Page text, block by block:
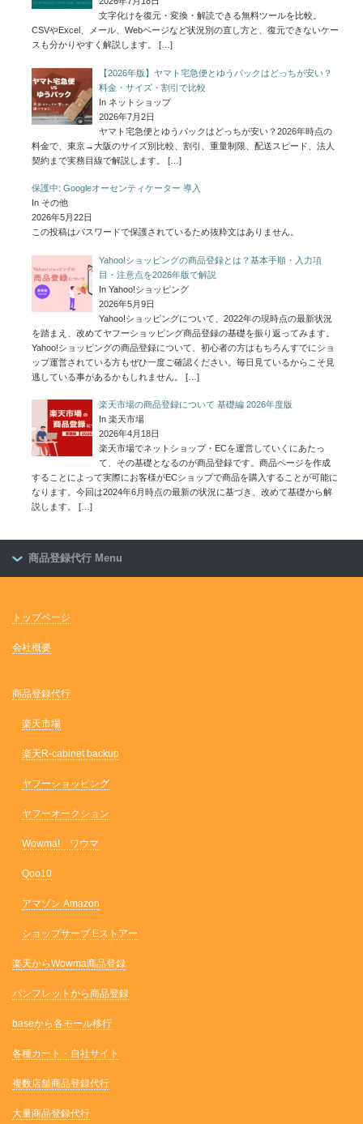
文字化けを復元・変換・解読できる無料ツールを比較。
CSVやExcel、メール、Webページなど状況別の直し方と、復元できないケー
スも分かりやすく解説します。
[…]
【2026年版】ヤマト宅急便とゆうパックはどっちが安い？
料金・サイズ・割引で比較
In ネットショップ
2026年7月2日
ヤマト宅急便とゆうパックはどっちが安い？2026年時点の
料金で、東京→大阪のサイズ別比較、割引、重量制限、配送スピード、法人
契約まで実務目線で解説します。
[…]
保護中: Googleオーセンティケーター 導入
In その他
2026年5月22日
この投稿はパスワードで保護されているため抜粋文はありません。
Yahoo!ショッピングの商品登録とは？基本手順・入力項
目・注意点を2026年版で解説
In Yahoo!ショッピング
2026年5月9日
Yahoo!ショッピングについて、2022年の現時点の最新状況
を踏まえ、改めてヤフーショッピング商品登録の基礎を振り返ってみます。
Yahoo!ショッピングの商品登録について、初心者の方はもちろんすでにショ
ップ運営されている方もぜひ一度ご確認ください。毎日見ているからこそ見
逃している事があるかもしれません。
[…]
楽天市場の商品登録について 基礎編 2026年度版
In 楽天市場
2026年4月18日
楽天市場でネットショップ・ECを運営していくにあたっ
て、その基礎となるのが商品登録です。商品ページを作成
することによって実際にお客様がECショップで商品を購入することが可能に
なります。今回は2024年6月時点の最新の状況に基づき、改めて基礎から解
説します。
[…]
商品登録代行 Menu
トップページ
会社概要
商品登録代行
楽天市場
楽天R-cabinet backup
ヤフーショッピング
ヤフーオークション
Wowma! ワウマ
Qoo10
アマゾン Amazon
ショップサーブ Eストアー
楽天からWowma商品登録
パンフレットから商品登録
baseから各モール移行
各種カート・自社サイト
複数店舗商品登録代行
大量商品登録代行